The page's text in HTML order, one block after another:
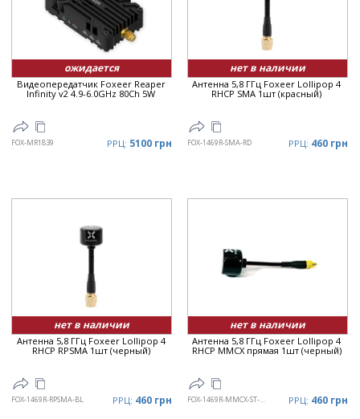
ожидается
Видеопередатчик Foxeer Reaper
Infinity v2 4.9-6.0GHz 80Ch 5W
FOX-MR1839 РРЦ: 5100 грн
нет в наличии
Антенна 5,8 ГГц Foxeer Lollipop 4
RHCP SMA 1шт (красный)
FOX-1469R-SMA-RD РРЦ: 460 грн
нет в наличии
Антенна 5,8 ГГц Foxeer Lollipop 4
RHCP RPSMA 1шт (черный)
FOX-1469R-RPSMA-BL РРЦ: 460 грн
нет в наличии
Антенна 5,8 ГГц Foxeer Lollipop 4
RHCP MMCX прямая 1шт (черный)
FOX-1469R-MMCX-ST-BL РРЦ: 460 грн